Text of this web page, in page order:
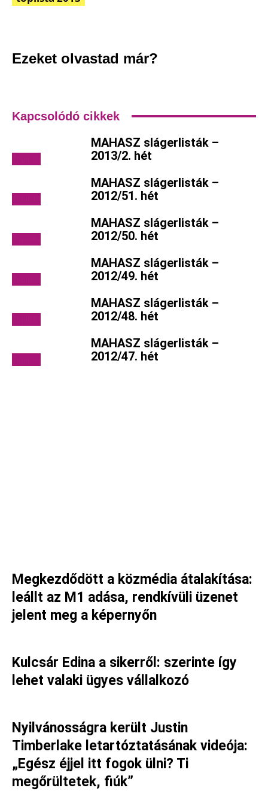
Ezeket olvastad már?
Kapcsolódó cikkek
MAHASZ slágerlisták –
2013/2. hét
MAHASZ slágerlisták –
2012/51. hét
MAHASZ slágerlisták –
2012/50. hét
MAHASZ slágerlisták –
2012/49. hét
MAHASZ slágerlisták –
2012/48. hét
MAHASZ slágerlisták –
2012/47. hét
Megkezdődött a közmédia átalakítása:
leállt az M1 adása, rendkívüli üzenet
jelent meg a képernyőn
Kulcsár Edina a sikerről: szerinte így
lehet valaki ügyes vállalkozó
Nyilvánosságra került Justin
Timberlake letartóztatásának videója:
„Egész éjjel itt fogok ülni? Ti
megőrültetek, fiúk”